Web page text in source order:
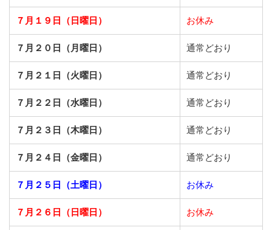
７月１９日（日曜日） お休み
７月２０日（月曜日） 通常どおり
７月２１日（火曜日） 通常どおり
７月２２日（水曜日） 通常どおり
７月２３日（木曜日） 通常どおり
７月２４日（金曜日） 通常どおり
７月２５日（土曜日） お休み
７月２６日（日曜日） お休み